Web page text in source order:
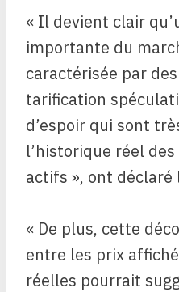
« Il devient clair
importante du
caractérisée par
tarification
d’espoir qui sont
l’historique réel
actifs », ont déclaré
« De plus, cette
entre les prix
réelles pourrait